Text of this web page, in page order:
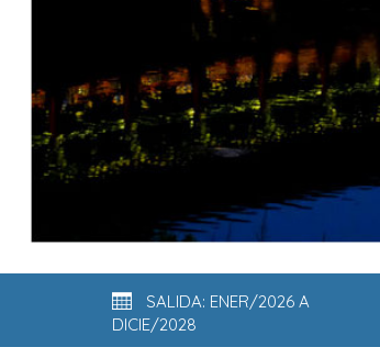
SALIDA: ENER/2026 A
DICIE/2028